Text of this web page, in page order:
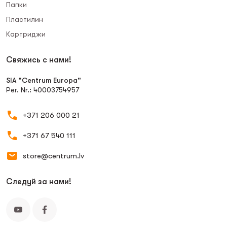
Папки
Пластилин
Картриджи
Свяжись с нами!
SIA "Centrum Europa"
Рег. Nr.: 40003754957
+371 206 000 21
+371 67 540 111
store@centrum.lv
Следуй за нами!